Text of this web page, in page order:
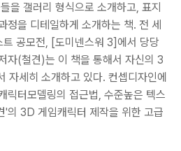
을 갤러리 형식으로 소개하고, 표지
정을 디테일하게 소개하는 책. 전 세
공모전, [도미넨스워 3]에서 당당
자(철견)는 이 책을 통해서 자신의 3
자세히 소개하고 있다. 컨셉디자인에
릭터모델링의 접근법, 수준높은 텍스
'의 3D 게임캐릭터 제작을 위한 고급